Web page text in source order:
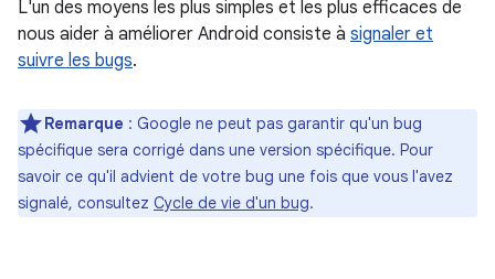
L'un des moyens les plus simples et les plus efficaces de
nous aider à améliorer Android consiste à signaler et
suivre les bugs.
Remarque : Google ne peut pas garantir qu'un bug
spécifique sera corrigé dans une version spécifique. Pour
savoir ce qu'il advient de votre bug une fois que vous l'avez
signalé, consultez Cycle de vie d'un bug.